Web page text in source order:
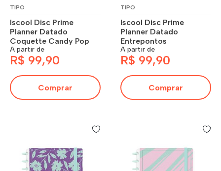
TIPO
Iscool Disc Prime
Planner Datado
Coquette Candy Pop
A partir de
R$ 99,90
Comprar
TIPO
Iscool Disc Prime
Planner Datado
Entrepontos
A partir de
R$ 99,90
Comprar